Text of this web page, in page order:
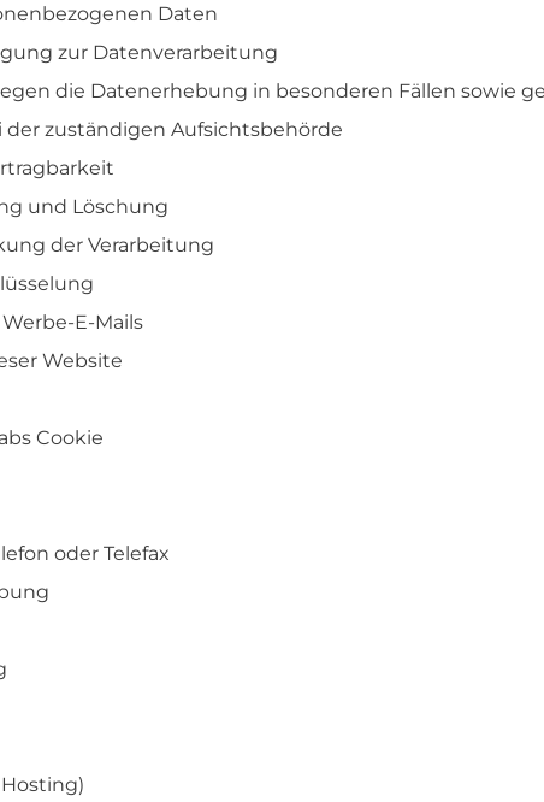
Daten
zur Datenverarbeitung
die Datenerhebung in besonderen Fällen sowie
zuständigen Aufsichts­behörde
und Löschung
der Verarbeitung
E-Mails
Website
Cookie
oder Telefax